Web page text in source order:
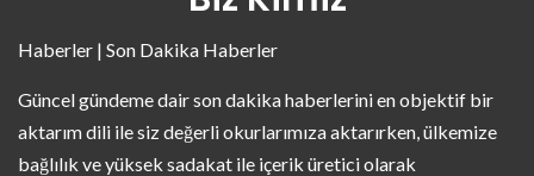
Haberler | Son Dakika Haberler
Güncel gündeme dair son dakika haberlerini en objektif bir
aktarım dili ile siz değerli okurlarımıza aktarırken, ülkemize
bağlılık ve yüksek sadakat ile içerik üretici olarak